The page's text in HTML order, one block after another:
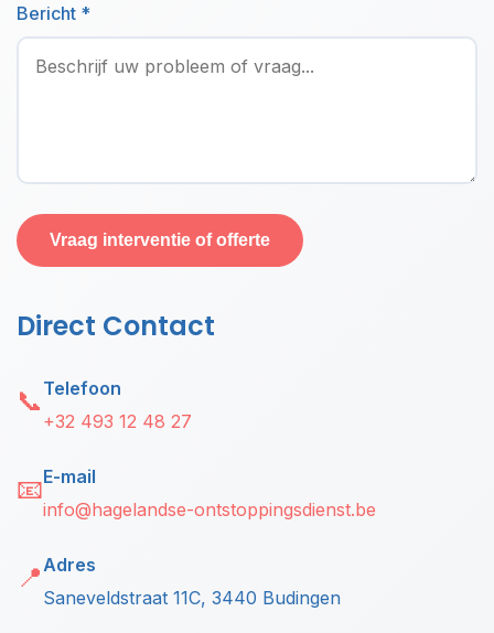
Bericht *
Vraag interventie of offerte
Direct Contact
📞 Telefoon
+32 493 12 48 27
📧E-mail
info@hagelandse-ontstoppingsdienst.be
📍 Adres
Saneveldstraat 11C, 3440 Budingen